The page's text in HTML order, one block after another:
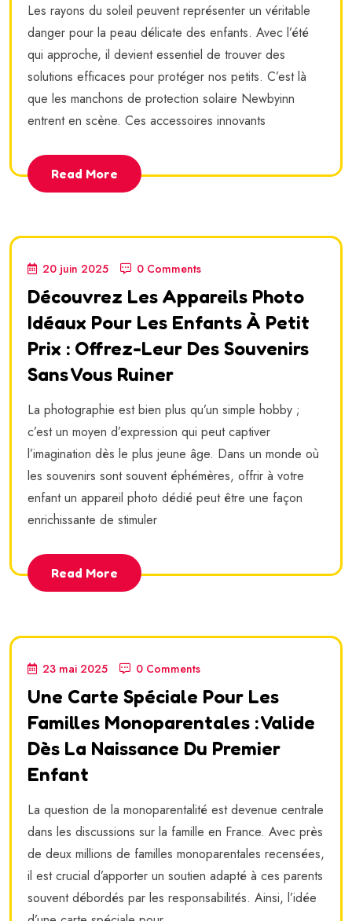
Les rayons du soleil peuvent représenter un véritable
danger pour la peau délicate des enfants. Avec l’été
qui approche, il devient essentiel de trouver des
solutions efficaces pour protéger nos petits. C’est là
que les manchons de protection solaire Newbyinn
entrent en scène. Ces accessoires innovants
Read More
20 juin 2025 0 Comments
Découvrez Les Appareils Photo
Idéaux Pour Les Enfants À Petit
Prix : Offrez-Leur Des Souvenirs
Sans Vous Ruiner
La photographie est bien plus qu’un simple hobby ;
c’est un moyen d’expression qui peut captiver
l’imagination dès le plus jeune âge. Dans un monde où
les souvenirs sont souvent éphémères, offrir à votre
enfant un appareil photo dédié peut être une façon
enrichissante de stimuler
Read More
23 mai 2025 0 Comments
Une Carte Spéciale Pour Les
Familles Monoparentales : Valide
Dès La Naissance Du Premier
Enfant
La question de la monoparentalité est devenue centrale
dans les discussions sur la famille en France. Avec près
de deux millions de familles monoparentales recensées,
il est crucial d’apporter un soutien adapté à ces parents
souvent débordés par les responsabilités. Ainsi, l’idée